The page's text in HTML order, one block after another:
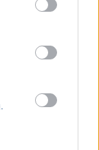
és
A